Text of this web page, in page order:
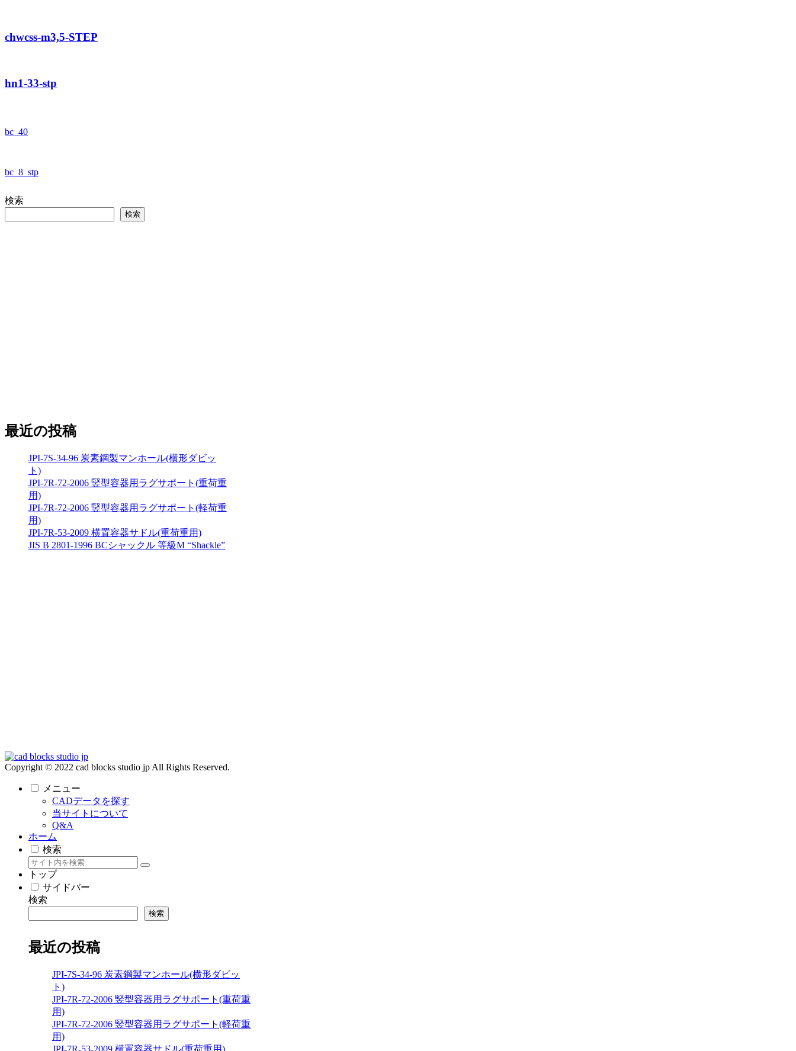
chwcss-m3,5-STEP
hn1-33-stp
bc_40
bc_8_stp
検索
検索
最近の投稿
JPI-7S-34-96 炭素鋼製マンホール(横形ダビッ
ト)
JPI-7R-72-2006 竪型容器用ラグサポート(重荷重
用)
JPI-7R-72-2006 竪型容器用ラグサポート(軽荷重
用)
JPI-7R-53-2009 横置容器サドル(重荷重用)
JIS B 2801-1996 BCシャックル 等級M “Shackle”
Copyright © 2022 cad blocks studio jp All Rights Reserved.
メニュー
CADデータを探す
当サイトについて
Q&A
ホーム
検索
トップ
サイドバー
検索
検索
最近の投稿
JPI-7S-34-96 炭素鋼製マンホール(横形ダビッ
ト)
JPI-7R-72-2006 竪型容器用ラグサポート(重荷重
用)
JPI-7R-72-2006 竪型容器用ラグサポート(軽荷重
用)
JPI-7R-53-2009 横置容器サドル(重荷重用)